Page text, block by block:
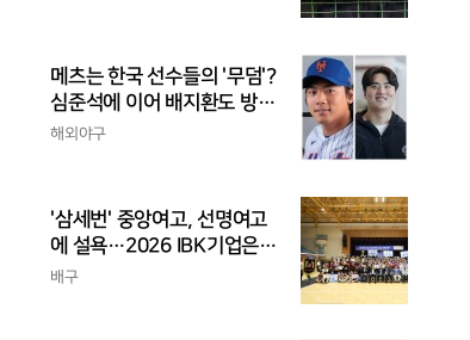
메츠는 한국 선수들의 '무덤'?
심준석에 이어 배지환도 방
출...심준석은 이미 귀국, 배
해외야구
'삼세번' 중앙여고, 선명여고
에 설욕…2026 IBK기업은행
배 전국중고배구대회 우승
배구